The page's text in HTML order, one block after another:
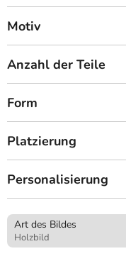
Motiv
Anzahl der Teile
Form
Platzierung
Personalisierung
Art des Bildes
Holzbild